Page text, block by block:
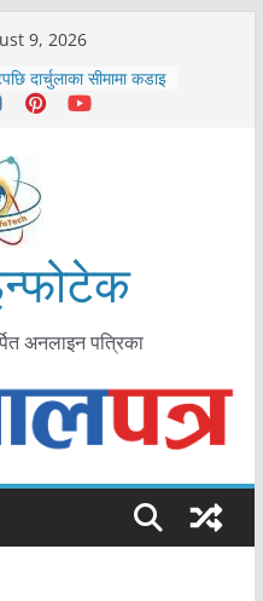
9, 2026
दार्चुलाका सीमामा कडाइ
पूर्ण खोप सुनिश्चित घोषणा
विरुद्धको खोप लगाउन
भूमिका महत्वपूर्ण छ :
स्वास्थ्योपचारतर्फ
अनलाइन पत्रिका